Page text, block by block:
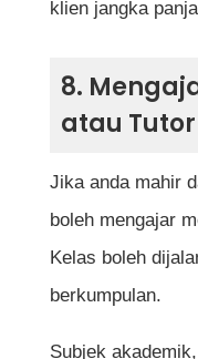
klien jangka
8.
atau Tutor
Jika anda mahir
boleh mengajar
Kelas boleh
berkumpulan.
Subjek